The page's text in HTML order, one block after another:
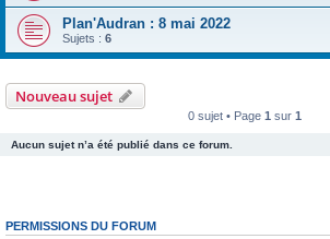
Plan'Audran : 8 mai 2022
Sujets : 6
Nouveau sujet
0 sujet • Page 1 sur 1
Aucun sujet n’a été publié dans ce forum.
PERMISSIONS DU FORUM